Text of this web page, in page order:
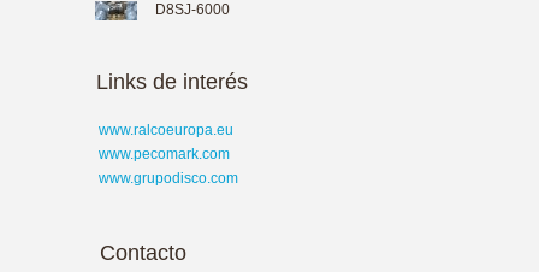
D8SJ-6000
Links de interés
www.ralcoeuropa.eu
www.pecomark.com
www.grupodisco.com
Contacto